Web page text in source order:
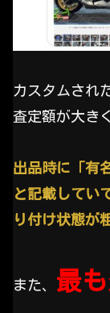
カスタムされ
査定額が大き
出品時に「有
と記載してい
り付け状態が
また、 最